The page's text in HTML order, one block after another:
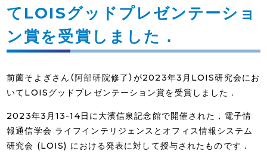
てLOISグッドプレゼンテーショ
ン賞を受賞しました．
前薗そよぎさん（阿部研院修了）が2023年3月LOIS研究会にお
いてLOISグッドプレゼンテーション賞を受賞しました．
2023年3月13-14日に大濱信泉記念館で開催された，電子情
報通信学会 ライフインテリジェンスとオフィス情報システム
研究会 (LOIS) における発表に対して授与されたものです．